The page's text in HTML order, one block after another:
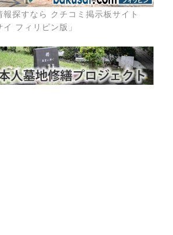
報探すなら クチコミ掲示板サイト
イ フィリピン版」